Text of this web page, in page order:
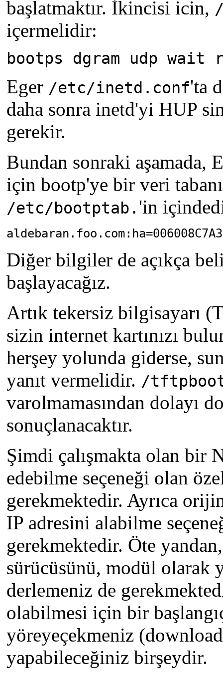
başlatmaktır. İkincisi icin,
içermelidir:
bootps dgram udp
Eger /etc/inetd.conf'ta
daha sonra inetd'yi HUP
gerekir.
Bundan sonraki aşamada,
için bootp'ye bir veri
/etc/bootptab. 'in
Diğer bilgiler de açıkça
başlayacağız.
Artık tekersiz bilgisayarı
sizin internet kartınızı
herşey yolunda giderse,
yanıt vermelidir. /
varolmamasından dolayı
sonuçlanacaktır.
Şimdi çalışmakta olan bir
edebilme seçeneği olan
gerekmektedir. Ayrıca
IP adresini alabilme
gerekmektedir. Öte
sürücüsünü, modül olarak
derlemeniz de
olabilmesi için bir
yöreyeçekmeniz
yapabileceğiniz birşeydir.